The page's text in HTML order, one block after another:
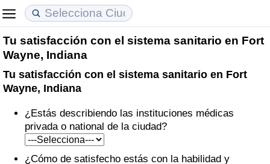
Tu satisfacción con el sistema sanitario en Fort
Wayne, Indiana
Tu satisfacción con el sistema sanitario en Fort
Wayne, Indiana
¿Estás describiendo las instituciones médicas
privada o national de la ciudad?
¿Cómo de satisfecho estás con la habilidad y
Coste de vida
Índice de Costo de Vida (Actual)
Índice de Costo de Vida
Índice de costo de vida por país
Precios de las propiedades
Índice de Precios de Inmuebles (Actual)
Índice de Precios de Inmuebles
Índice de Precios de Inmuebles por País
Calidad de Vida
Índice de Calidad de Vida
Índice de Calidad de Vida (Actual)
Índice de calidad de vida por país